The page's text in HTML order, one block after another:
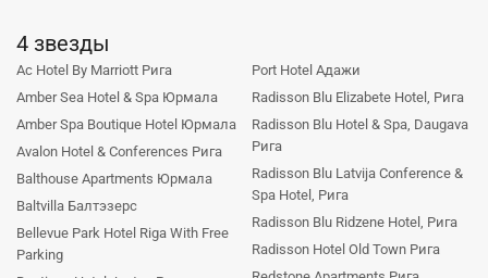
4 звезды
Ac Hotel By Marriott Рига
Amber Sea Hotel & Spa Юрмала
Amber Spa Boutique Hotel Юрмала
Avalon Hotel & Conferences Рига
Balthouse Apartments Юрмала
Baltvilla Балтэзерс
Bellevue Park Hotel Riga With Free
Parking
Port Hotel Адажи
Radisson Blu Elizabete Hotel, Рига
Radisson Blu Hotel & Spa, Daugava
Рига
Radisson Blu Latvija Conference &
Spa Hotel, Рига
Radisson Blu Ridzene Hotel, Рига
Radisson Hotel Old Town Рига